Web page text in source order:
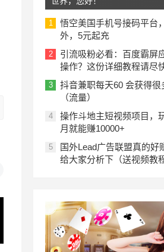
1
悟空美国手机号接码平台
外，5元起充
2
引流吸粉必看：百度霸屏
操作？这份详细教程请尽
3
抖音兼职每天60 会获得很
（流量）
4
操作斗地主短视频项目，
月就能赚10000+
5
国外Lead广告联盟真的好
给大家分析下（送视频教程